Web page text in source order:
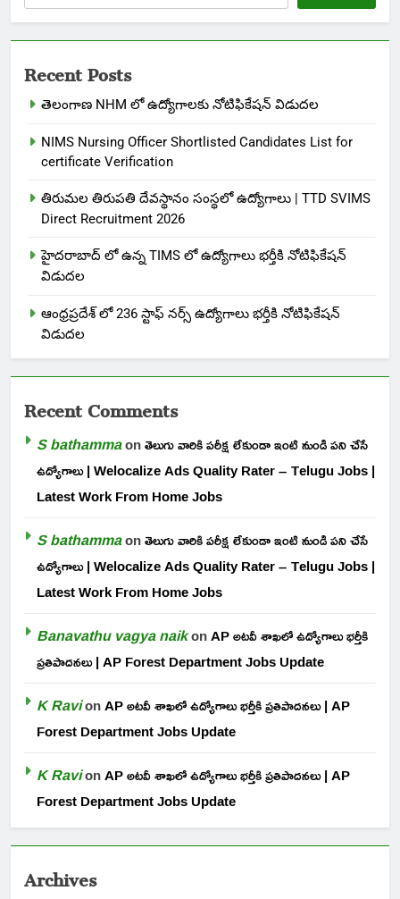
Recent Posts
తెలంగాణ NHM లో ఉద్యోగాలకు నోటిఫికేషన్ విడుదల
NIMS Nursing Officer Shortlisted Candidates List for
certificate Verification
తిరుమల తిరుపతి దేవస్థానం సంస్థలో ఉద్యోగాలు | TTD SVIMS
Direct Recruitment 2026
హైదరాబాద్ లో ఉన్న TIMS లో ఉద్యోగాలు భర్తీకి నోటిఫికేషన్
విడుదల
ఆంధ్రప్రదేశ్ లో 236 స్టాఫ్ నర్స్ ఉద్యోగాలు భర్తీకి నోటిఫికేషన్
విడుదల
Recent Comments
S bathammaonతెలుగు వారికి పరీక్ష లేకుండా ఇంటి నుండి పని చేసే
ఉద్యోగాలు | Welocalize Ads Quality Rater – Telugu Jobs |
Latest Work From Home Jobs
S bathammaonతెలుగు వారికి పరీక్ష లేకుండా ఇంటి నుండి పని చేసే
ఉద్యోగాలు | Welocalize Ads Quality Rater – Telugu Jobs |
Latest Work From Home Jobs
Banavathu vagya naikonAP అటవీ శాఖలో ఉద్యోగాలు భర్తీకి
ప్రతిపాదనలు | AP Forest Department Jobs Update
K RavionAP అటవీ శాఖలో ఉద్యోగాలు భర్తీకి ప్రతిపాదనలు | AP
Forest Department Jobs Update
K RavionAP అటవీ శాఖలో ఉద్యోగాలు భర్తీకి ప్రతిపాదనలు | AP
Forest Department Jobs Update
Archives